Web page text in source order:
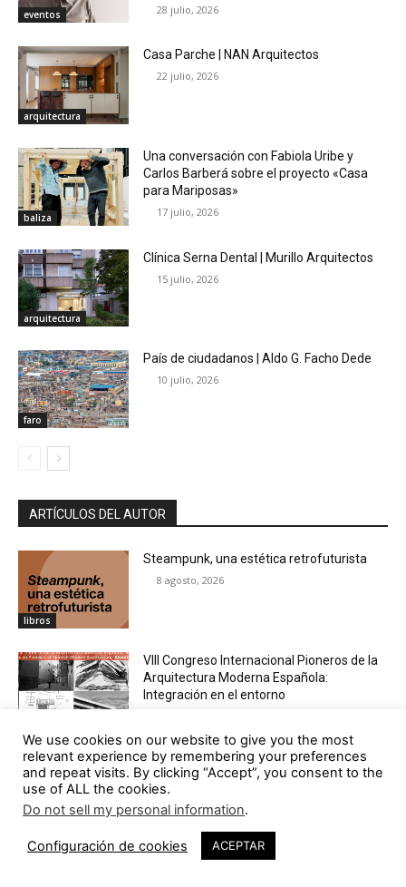
eventos 28 julio, 2026
arquitectura
Casa Parche | NAN Arquitectos
22 julio, 2026
baliza
Una conversación con Fabiola Uribe y
Carlos Barberá sobre el proyecto «Casa
para Mariposas»
17 julio, 2026
arquitectura
Clínica Serna Dental | Murillo Arquitectos
15 julio, 2026
faro
País de ciudadanos | Aldo G. Facho Dede
10 julio, 2026
ARTÍCULOS DEL AUTOR
libros
Steampunk, una estética retrofuturista
8 agosto, 2026
VIII Congreso Internacional Pioneros de la
Arquitectura Moderna Española:
Integración en el entorno
Dental Seny | David Hernández
Arquitectura – Murillo Arquitectos
Poética del abandono. Siza en Panticosa
We use cookies on our website to give you the most
relevant experience by remembering your preferences
and repeat visits. By clicking “Accept”, you consent to the
use of ALL the cookies.
Do not sell my personal information.
Configuración de cookies ACEPTAR